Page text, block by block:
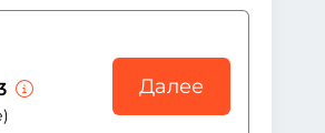
Далее